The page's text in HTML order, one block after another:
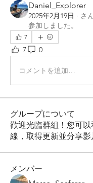
Daniel_Explorer
2025年2月19日 · さ
参加しました。
7
7 0
コメントを追加…
グループについて
歡迎光臨群組！您可
線，取得更新並分享影
メンバー